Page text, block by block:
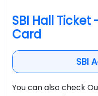
SBI Hall Ticket
Card
SBI
You can also check